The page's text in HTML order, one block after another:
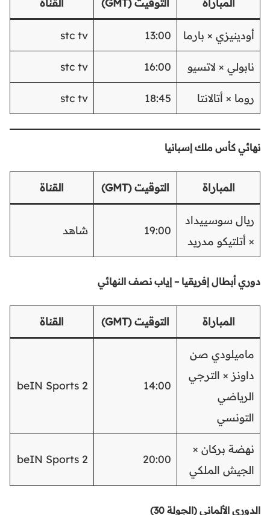
أودينيزي × بارما 13:00
stc tv
نابولي × لاتسيو 16:00
stc tv
روما × أتالانتا 18:45
stc tv
نهائي كأس ملك إسبانيا
المباراة التوقيت (GMT) القناة
ريال سوسييداد
× أتلتيكو مدريد
19:00 شاهد
دوري أبطال إفريقيا – إياب نصف النهائي
المباراة التوقيت (GMT) القناة
ماميلودي صن
داونز × الترجي
الرياضي
التونسي
14:00
beIN Sports 2
نهضة بركان ×
الجيش الملكي
20:00
beIN Sports 2
الدوري الألماني (الجولة 30)